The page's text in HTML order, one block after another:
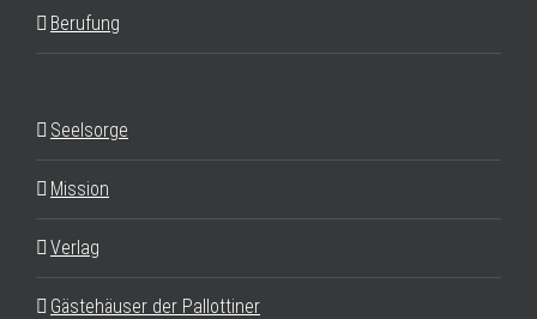
Berufung
Seelsorge
Mission
Verlag
Gästehäuser der Pallottiner